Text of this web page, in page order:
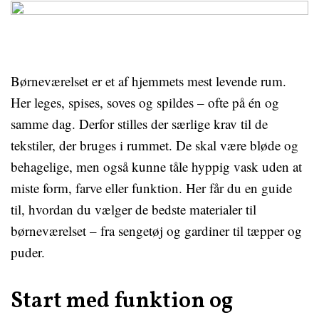
Børneværelset er et af hjemmets mest levende rum.
Her leges, spises, soves og spildes – ofte på én og
samme dag. Derfor stilles der særlige krav til de
tekstiler, der bruges i rummet. De skal være bløde og
behagelige, men også kunne tåle hyppig vask uden at
miste form, farve eller funktion. Her får du en guide
til, hvordan du vælger de bedste materialer til
børneværelset – fra sengetøj og gardiner til tæpper og
puder.
Start med funktion og